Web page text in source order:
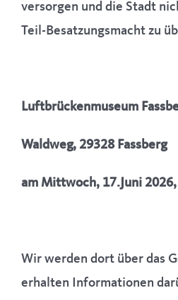
versorgen und die Stadt
Teil-Besatzungsmacht zu
Luftbrückenmuseum
Waldweg, 29328 Fassberg
am Mittwoch, 17.Juni
Wir werden dort über das
erhalten Informationen